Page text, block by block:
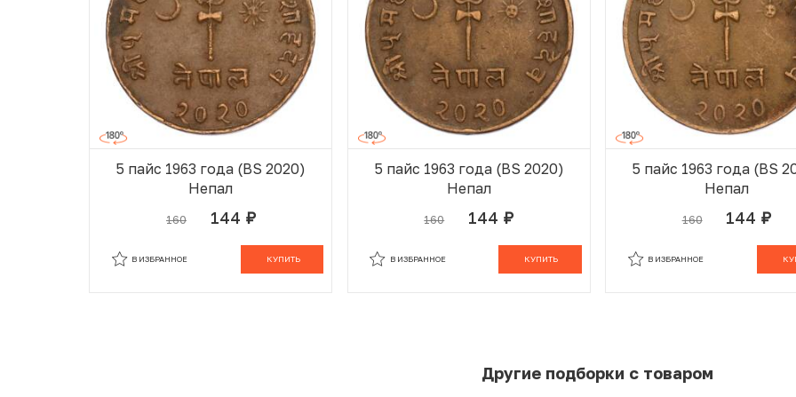
5 пайс 1963 года (BS 2020)
Непал
160 144 руб.
КУПИТЬ
В ИЗБРАННОЕ
5 пайс 1963 года (BS 2020)
Непал
160 144 руб.
КУПИТЬ
В ИЗБРАННОЕ
5 пайс 1963 года (BS
Непал
160 144 руб.
В ИЗБРАННОЕ
Другие подборки с товаром